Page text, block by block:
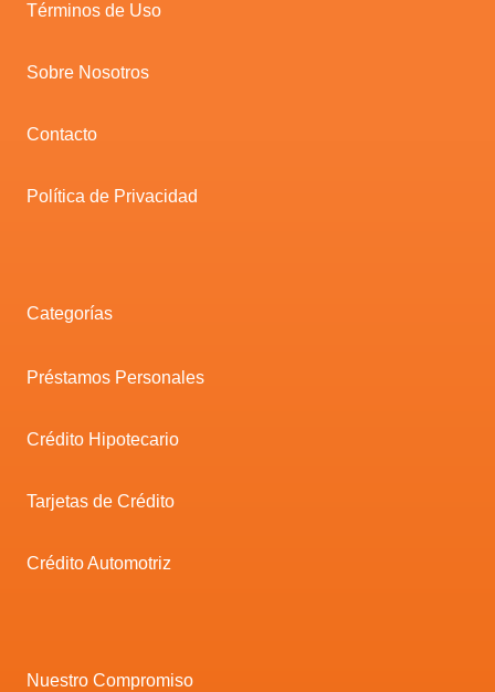
Términos de Uso
Sobre Nosotros
Contacto
Política de Privacidad
Categorías
Préstamos Personales
Crédito Hipotecario
Tarjetas de Crédito
Crédito Automotriz
Nuestro Compromiso